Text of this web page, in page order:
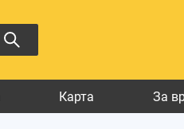
Карта За